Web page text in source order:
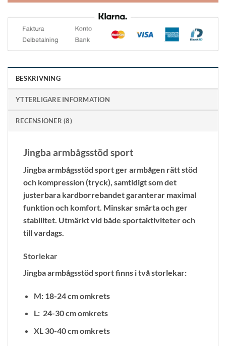
BESKRIVNING
YTTERLIGARE INFORMATION
RECENSIONER (8)
Jingba armbågsstöd sport
Jingba armbågsstöd sport ger armbågen rätt stöd
och kompression (tryck), samtidigt som det
justerbara kardborrebandet garanterar maximal
funktion och komfort. Minskar smärta och ger
stabilitet. Utmärkt vid både sportaktiviteter och
till vardags.
Storlekar
Jingba armbågsstöd sport finns i två storlekar:
M: 18-24 cm omkrets
L: 24-30 cm omkrets
XL 30-40 cm omkrets